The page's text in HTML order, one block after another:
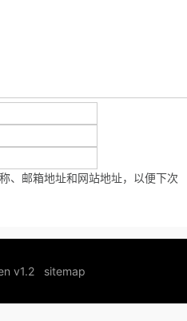
、邮箱地址和网站地址，以便下次
v1.2 sitemap